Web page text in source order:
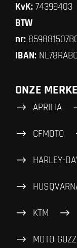
KvK: 74399403
BTW
nr:
IBAN:
ONZE
APRILIA
CFMOTO
HARLEY-
KTM
MOTO